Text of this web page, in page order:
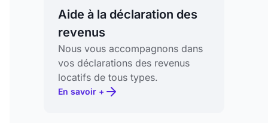
Aide à la déclaration des
revenus
Nous vous accompagnons dans
vos déclarations des revenus
locatifs de tous types.
En savoir +